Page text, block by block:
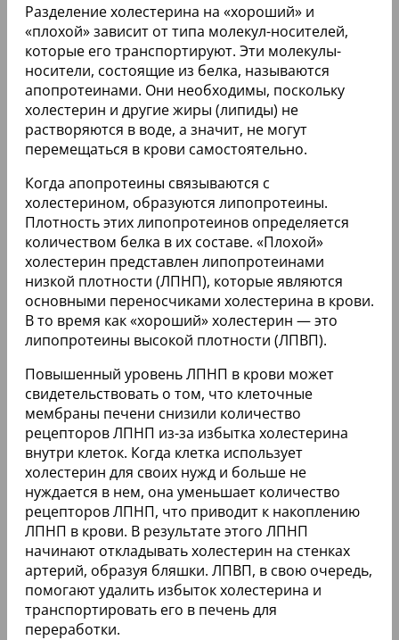
Разделение холестерина на «хороший» и
«плохой» зависит от типа молекул-носителей,
которые его транспортируют. Эти молекулы-
носители, состоящие из белка, называются
апопротеинами. Они необходимы, поскольку
холестерин и другие жиры (липиды) не
растворяются в воде, а значит, не могут
перемещаться в крови самостоятельно.
Когда апопротеины связываются с
холестерином, образуются липопротеины.
Плотность этих липопротеинов определяется
количеством белка в их составе. «Плохой»
холестерин представлен липопротеинами
низкой плотности (ЛПНП), которые являются
основными переносчиками холестерина в крови.
В то время как «хороший» холестерин — это
липопротеины высокой плотности (ЛПВП).
Повышенный уровень ЛПНП в крови может
свидетельствовать о том, что клеточные
мембраны печени снизили количество
рецепторов ЛПНП из-за избытка холестерина
внутри клеток. Когда клетка использует
холестерин для своих нужд и больше не
нуждается в нем, она уменьшает количество
рецепторов ЛПНП, что приводит к накоплению
ЛПНП в крови. В результате этого ЛПНП
начинают откладывать холестерин на стенках
артерий, образуя бляшки. ЛПВП, в свою очередь,
помогают удалить избыток холестерина и
транспортировать его в печень для
переработки.